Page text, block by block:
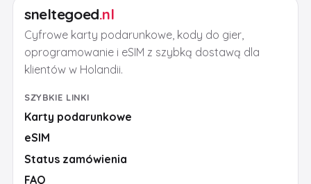
sneltegoed.nl
Cyfrowe karty podarunkowe, kody do gier,
oprogramowanie i eSIM z szybką dostawą dla
klientów w Holandii.
SZYBKIE LINKI
Karty podarunkowe
eSIM
Status zamówienia
FAQ